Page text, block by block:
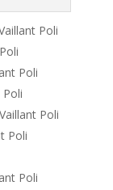
Poli
Poli
Poli
Poli
Poli